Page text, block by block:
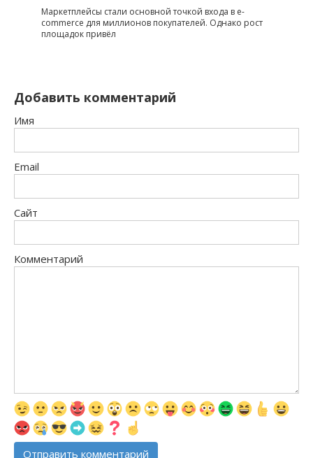
Маркетплейсы стали основной точкой входа в e-
commerce для миллионов покупателей. Однако рост
площадок привёл
Добавить комментарий
Имя
Email
Сайт
Комментарий